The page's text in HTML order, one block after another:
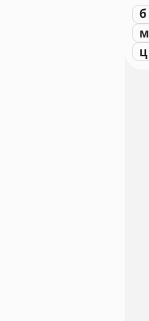
б
м
ц